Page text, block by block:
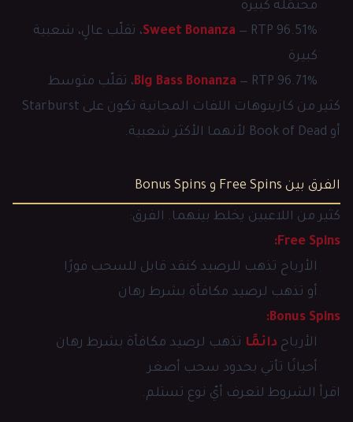
محتمَلة كبيرة
Sweet Bonanza— RTP 96.51%، تقلّب عالٍ، شعبية
كبيرة
Big Bass Bonanza — RTP 96.71%، تقلّب متوسط
كثير من كازينوهات اللفات المجانية تكون على Starburst
أو Book of Dead لأنهما الأكثر شعبية.
الفرق بين Free Spins و Bonus Spins
كثير من اللاعبين يخلط بينهما. الفرق:
Free Spins:
الأرباح تذهب للرصيد كنقد قابل للسحب فورًا
أو تذهب لرصيد مكافأة بشرط رهان
Bonus Spins:
الأرباح دائمًا تذهب لرصيد مكافأة بشرط رهان
أحيانًا تأتي بحدود سحب أصغر
اقرأ الشروط لتعرف أيّ نوع تستلم.